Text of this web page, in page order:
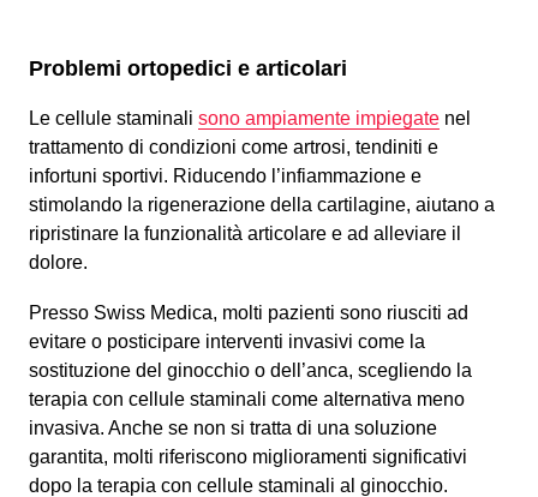
Problemi ortopedici e articolari
Le cellule staminali sono ampiamente impiegate nel
trattamento di condizioni come artrosi, tendiniti e
infortuni sportivi. Riducendo l’infiammazione e
stimolando la rigenerazione della cartilagine, aiutano a
ripristinare la funzionalità articolare e ad alleviare il
dolore.
Presso Swiss Medica, molti pazienti sono riusciti ad
evitare o posticipare interventi invasivi come la
sostituzione del ginocchio o dell’anca, scegliendo la
terapia con cellule staminali come alternativa meno
invasiva. Anche se non si tratta di una soluzione
garantita, molti riferiscono miglioramenti significativi
dopo la terapia con cellule staminali al ginocchio.